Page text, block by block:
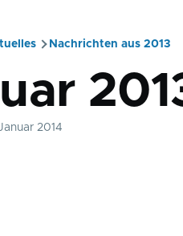
Nachrichten aus 2013
2014